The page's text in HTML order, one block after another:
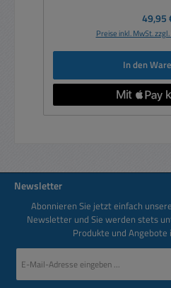
49,95
Preise inkl. MwSt.
In den
Newsletter
Abonnieren Sie jetzt einfach
Newsletter und Sie werden stets
Produkte und
Mail-